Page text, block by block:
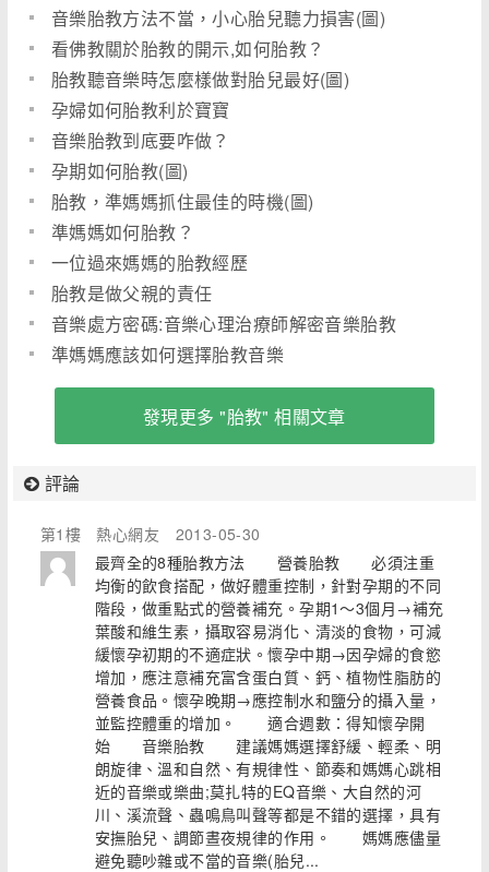
音樂胎教方法不當，小心胎兒聽力損害(圖)
看佛教關於胎教的開示,如何胎教？
胎教聽音樂時怎麼樣做對胎兒最好(圖)
孕婦如何胎教利於寶寶
音樂胎教到底要咋做？
孕期如何胎教(圖)
胎教，準媽媽抓住最佳的時機(圖)
準媽媽如何胎教？
一位過來媽媽的胎教經歷
胎教是做父親的責任
音樂處方密碼:音樂心理治療師解密音樂胎教
準媽媽應該如何選擇胎教音樂
發現更多 "胎教" 相關文章
評論
第1樓 熱心網友
2013-05-30
最齊全的8種胎教方法 營養胎教 必須注重
均衡的飲食搭配，做好體重控制，針對孕期的不同
階段，做重點式的營養補充。孕期1～3個月→補充
葉酸和維生素，攝取容易消化、清淡的食物，可減
緩懷孕初期的不適症狀。懷孕中期→因孕婦的食慾
增加，應注意補充富含蛋白質、鈣、植物性脂肪的
營養食品。懷孕晚期→應控制水和鹽分的攝入量，
並監控體重的增加。 適合週數：得知懷孕開
始 音樂胎教 建議媽媽選擇舒緩、輕柔、明
朗旋律、溫和自然、有規律性、節奏和媽媽心跳相
近的音樂或樂曲;莫扎特的EQ音樂、大自然的河
川、溪流聲、蟲鳴鳥叫聲等都是不錯的選擇，具有
安撫胎兒、調節晝夜規律的作用。 媽媽應儘量
避免聽吵雜或不當的音樂(胎兒...